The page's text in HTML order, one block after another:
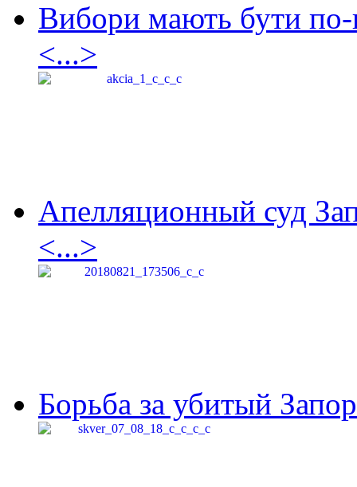
Вибори мають бути по-
<...>
Апелляционный суд
<...>
Борьба за убитый